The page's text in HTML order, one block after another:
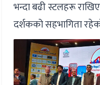
भन्दा बढी स्टलहरू
दर्शकको सहभागिता